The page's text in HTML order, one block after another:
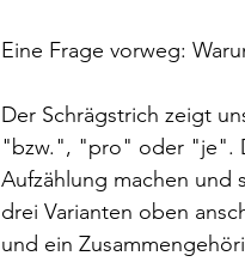
Eine Frage vorweg:
Der Schrägstrich zeigt
"bzw.", "pro" oder "je".
Aufzählung machen und
drei Varianten oben
und ein